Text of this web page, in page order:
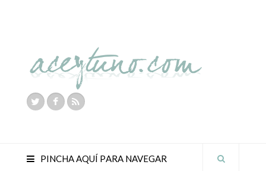
PINCHA AQUÍ PARA NAVEGAR